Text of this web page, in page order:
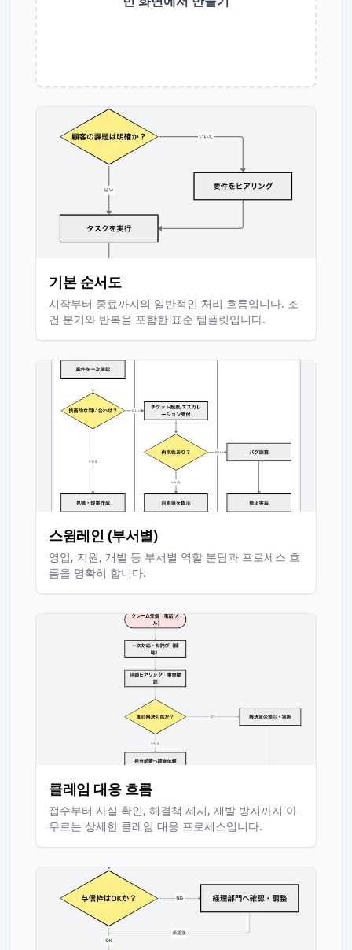
기본 순서도
시작부터 종료까지의 일반적인 처리 흐름입니다. 조
건 분기와 반복을 포함한 표준 템플릿입니다.
스윔레인 (부서별)
영업, 지원, 개발 등 부서별 역할 분담과 프로세스 흐
름을 명확히 합니다.
클레임 대응 흐름
접수부터 사실 확인, 해결책 제시, 재발 방지까지 아
우르는 상세한 클레임 대응 프로세스입니다.